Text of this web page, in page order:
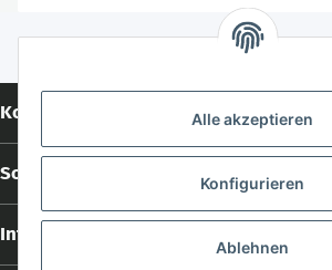
Alle akzeptieren
Konfigurieren
Ablehnen
Kontakt
Social Media
Informationen